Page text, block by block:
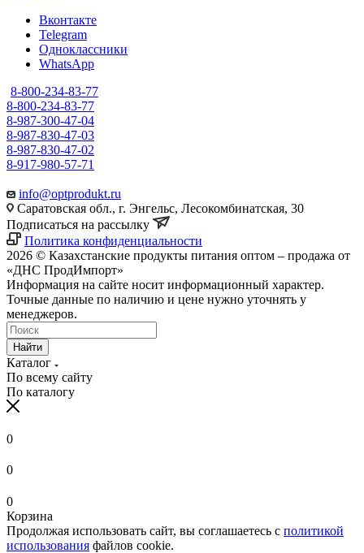
Вконтакте
Telegram
Одноклассники
WhatsApp
8-800-234-83-77
8-800-234-83-77
8-987-300-47-04
8-987-830-47-03
8-987-830-47-02
8-917-980-57-71
info@optprodukt.ru
Саратовская обл., г. Энгельс, Лесокомбинатская, 30
Подписаться на рассылку
Политика конфиденциальности
2026 © Казахстанские продукты питания оптом – продажа от
«ДНС ПродИмпорт»
Информация на сайте носит информационный характер.
Точные данные по наличию и цене нужно уточнять у
менеджеров.
Найти
Каталог
По всему сайту
По каталогу
0
0
0
Корзина
Продолжая использовать сайт, вы соглашаетесь с политикой
использования файлов cookie.